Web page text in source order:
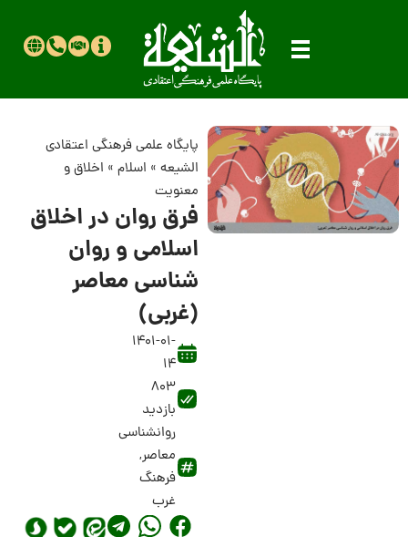
پایگاه علمی فرهنگی اعتقادی
الشیعه» اسلام» اخلاق و
معنویت
فرق روان در اخلاق
اسلامی و روان
شناسی معاصر
(غربی)
1401-01-
14
803
بازدید
روانشناسی
معاصر,
فرهنگ
غرب